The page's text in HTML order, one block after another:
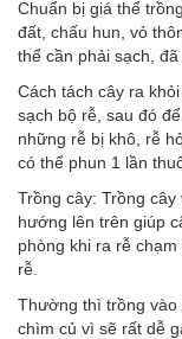
Chuẩn bị giá thể
đất, chấu hun, vỏ
thể cần phải sạch,
Cách tách cây ra
sạch bộ rễ, sau đó
những rễ bị khô, rễ
có thể phun 1 lần
Trồng cây: Trồng
hướng lên trên giúp
phòng khi ra rễ
rễ.
Thường thì trồng vào
chìm củ vì sẽ rất dễ